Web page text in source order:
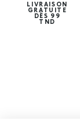
LIVRAISON
GRATUITE
DÈS 99
TND